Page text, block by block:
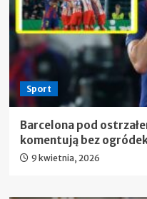
Sport
Barcelona pod
komentują bez
9 kwietnia, 2026